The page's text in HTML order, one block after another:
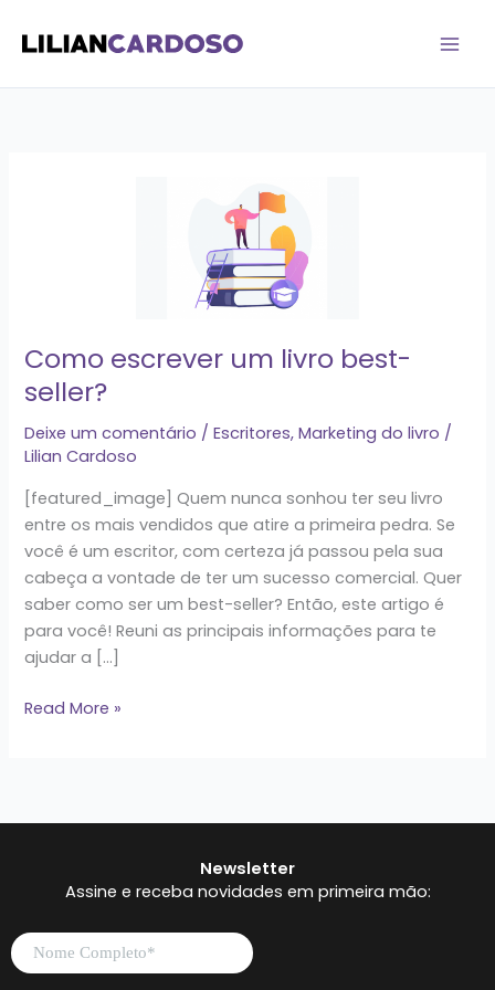
para
conteúdo
Como escrever um livro best-
seller?
Deixe um comentário /Escritores,Marketing do livro /
Lilian Cardoso
[featured_image] Quem nunca sonhou ter seu livro
entre os mais vendidos que atire a primeira pedra. Se
você é um escritor, com certeza já passou pela sua
cabeça a vontade de ter um sucesso comercial. Quer
saber como ser um best-seller? Então, este artigo é
para você! Reuni as principais informações para te
ajudar a […]
Read More »
Newsletter
Assine e receba novidades em primeira mão: